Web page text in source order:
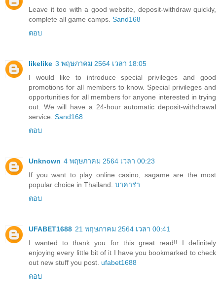
Leave it too with a good website, deposit-withdraw quickly,
complete all game camps. Sand168
ตอบ
likelike 3 พฤษภาคม 2564 เวลา 18:05
I would like to introduce special privileges and good
promotions for all members to know. Special privileges and
opportunities for all members for anyone interested in trying
out. We will have a 24-hour automatic deposit-withdrawal
service. Sand168
ตอบ
Unknown 4 พฤษภาคม 2564 เวลา 00:23
If you want to play online casino, sagame are the most
popular choice in Thailand. บาคาร่า
ตอบ
UFABET1688 21 พฤษภาคม 2564 เวลา 00:41
I wanted to thank you for this great read!! I definitely
enjoying every little bit of it I have you bookmarked to check
out new stuff you post. ufabet1688
ตอบ